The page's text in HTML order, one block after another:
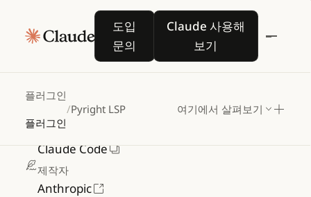
도입
문의
도입 문의
Claude 사용해
보기
Claude 사용해 보기
플러그인
플러그인
/Pyright LSP 여기에서 살펴보기
PyrightLSP
및코드인텔리전스를위한
Python
Anthropic 인증
설치 위치
Claude Code
제작자
Anthropic